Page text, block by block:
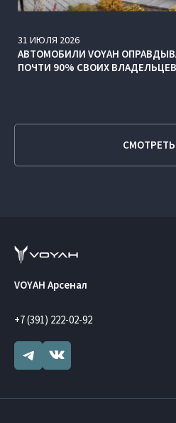
31 ИЮЛЯ 2026
АВТОМОБИЛИ VOYAH
ПОЧТИ 90% СВОИХ ВЛАДЕЛЬЦЕВ
СМОТРЕТЬ
VOYAH Арсенал
+7 (391) 222-02-92